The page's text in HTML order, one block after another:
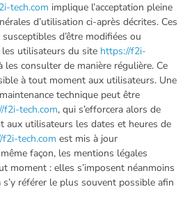
tech.com implique l’acceptation pleine
d’utilisation ci-après décrites. Ces
d’être modifiées ou
utilisateurs du site https://f2i-
les consulter de manière régulière. Ce
à tout moment aux utilisateurs. Une
technique peut être
f2i-tech.com, qui s’efforcera alors de
aux utilisateurs les dates et heures de
tech.com est mis à jour
façon, les mentions légales
moment : elles s’imposent néanmoins
référer le plus souvent possible afin